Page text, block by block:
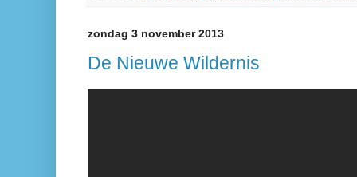
zondag 3 november 2013
De Nieuwe Wildernis